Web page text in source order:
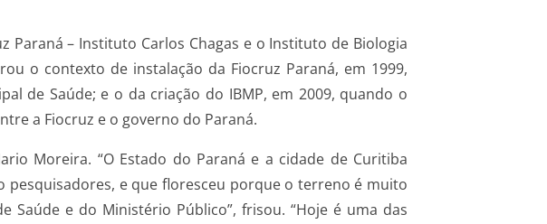
– Instituto Carlos Chagas e o Instituto de Biologia
o contexto de instalação da Fiocruz Paraná, em 1999,
de Saúde; e o da criação do IBMP, em 2009, quando o
a Fiocruz e o governo do Paraná.
Moreira. “O Estado do Paraná e a cidade de Curitiba
pesquisadores, e que floresceu porque o terreno é muito
Saúde e do Ministério Público”, frisou. “Hoje é uma das